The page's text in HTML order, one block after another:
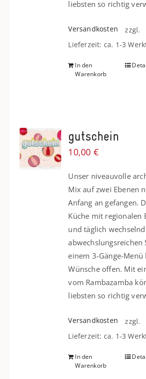
liebsten so richtig
zzgl.
Versandkosten
Lieferzeit: ca. 1-3
In den
Warenkorb
gutschein
10,00 €
Unser niveauvolle
Mix auf zwei Ebenen
Anfang an gefangen.
Küche mit regionalen
und täglich
abwechslungsreichen
einem 3-Gänge-Menü
Wünsche offen. Mit
vom Rambazamba
liebsten so richtig
zzgl.
Versandkosten
Lieferzeit: ca. 1-3
In den
Warenkorb